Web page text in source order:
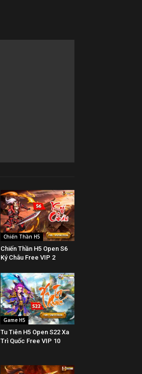
Chiến Thần H5
Chiến Thần H5 Open S6
Ký Châu Free VIP 2
Game H5
Tu Tiên H5 Open S22 Xa
Trì Quốc Free VIP 10